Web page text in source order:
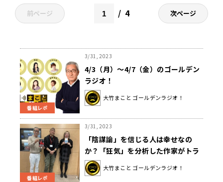
前ページ 4 次ページ
番組レポ
3/31, 2023
4/3（月）～4/7（金）のゴールデン
ラジオ！
大竹まこと ゴールデンラジオ！
番組レポ
3/31, 2023
「陰謀論」を信じる人は幸せなの
か？「狂気」を分析した作家がトラ
ンプ支持者の暴走を解説する
大竹まこと ゴールデンラジオ！